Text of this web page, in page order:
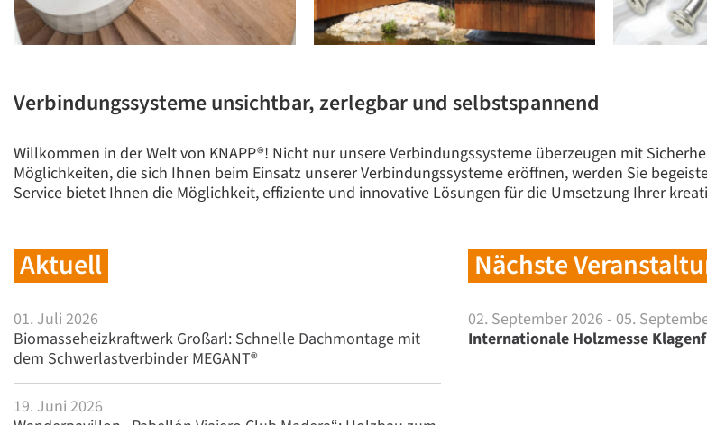
Verbindungssysteme unsichtbar, zerlegbar und selbstspannend
Willkommen in der Welt von KNAPP®! Nicht nur unsere Verbindungssysteme überzeugen mit
Möglichkeiten, die sich Ihnen beim Einsatz unserer Verbindungssysteme eröffnen, werden Sie
Service bietet Ihnen die Möglichkeit, effiziente und innovative Lösungen für die Umsetzung Ihrer
Aktuell
01. Juli 2026
Biomasseheizkraftwerk Großarl: Schnelle Dachmontage mit
dem Schwerlastverbinder MEGANT®
19. Juni 2026
Nächste
02. September 2026 - 05.
Internationale Holzmesse